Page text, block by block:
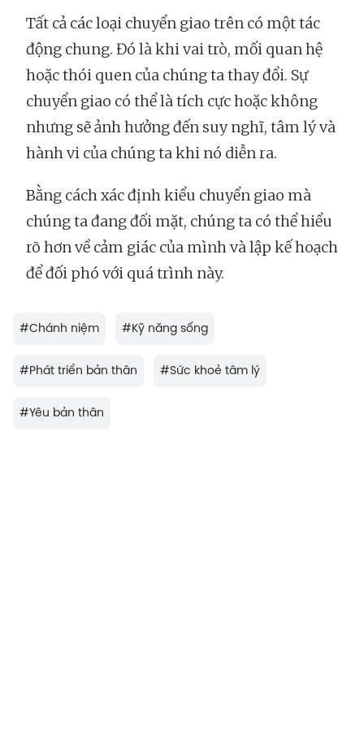
Tất cả các loại chuyển giao trên có một tác
động chung. Đó là khi vai trò, mối quan hệ
hoặc thói quen của chúng ta thay đổi. Sự
chuyển giao có thể là tích cực hoặc không
nhưng sẽ ảnh hưởng đến suy nghĩ, tâm lý và
hành vi của chúng ta khi nó diễn ra.
Bằng cách xác định kiểu chuyển giao mà
chúng ta đang đối mặt, chúng ta có thể hiểu
rõ hơn về cảm giác của mình và lập kế hoạch
để đối phó với quá trình này.
#Chánh niệm #Kỹ năng sống
#Phát triển bản thân #Sức khoẻ tâm lý
#Yêu bản thân